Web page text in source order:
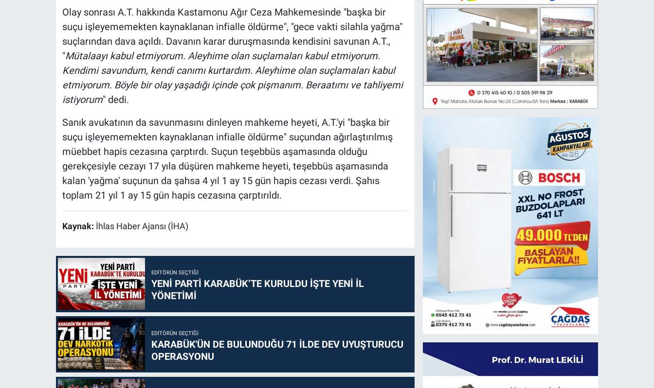
Olay sonrası A.T. hakkında Kastamonu Ağır Ceza Mahkemesinde "başka bir
suçu işleyememekten kaynaklanan infialle öldürme", "gece vakti silahla yağma"
suçlarından dava açıldı. Davanın karar duruşmasında kendisini savunan A.T.,
"Mütalaayı kabul etmiyorum. Aleyhime olan suçlamaları kabul etmiyorum.
Kendimi savundum, kendi canımı kurtardım. Aleyhime olan suçlamaları kabul
etmiyorum. Böyle bir olay yaşadığı içinde çok pişmanım. Beraatımı ve tahliyemi
istiyorum" dedi.
Sanık avukatının da savunmasını dinleyen mahkeme heyeti, A.T.'yi "başka bir
suçu işleyememekten kaynaklanan infialle öldürme" suçundan ağırlaştırılmış
müebbet hapis cezasına çarptırdı. Suçun teşebbüs aşamasında olduğu
gerekçesiyle cezayı 17 yıla düşüren mahkeme heyeti, teşebbüs aşamasında
kalan 'yağma' suçunun da şahsa 4 yıl 1 ay 15 gün hapis cezası verdi. Şahıs
toplam 21 yıl 1 ay 15 gün hapis cezasına çarptırıldı.
Kaynak: İhlas Haber Ajansı (İHA)
EDITÖRÜN SEÇTIĞI
YENİ PARTİ KARABÜK’TE KURULDU İŞTE YENİ İL
YÖNETİMİ
EDITÖRÜN SEÇTIĞI
KARABÜK'ÜN DE BULUNDUĞU 71 İLDE DEV UYUŞTURUCU
OPERASYONU